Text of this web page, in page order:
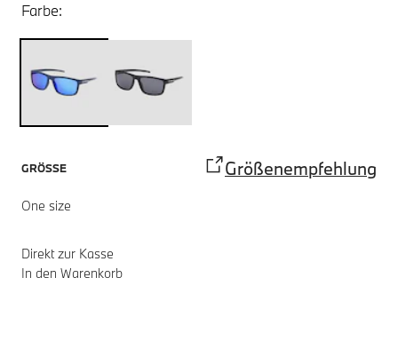
Farbe:
GRÖSSE Größenempfehlung
One size
Direkt zur Kasse
In den Warenkorb